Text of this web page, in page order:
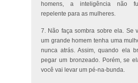
homens, a inteligência não
repelente para as mulheres.
7. Não faça sombra sobre ela. Se
um grande homem tenha uma
nunca atrás. Assim, quando ela
pegar um bronzeado. Porém, se
você vai levar um pé-na-bunda.